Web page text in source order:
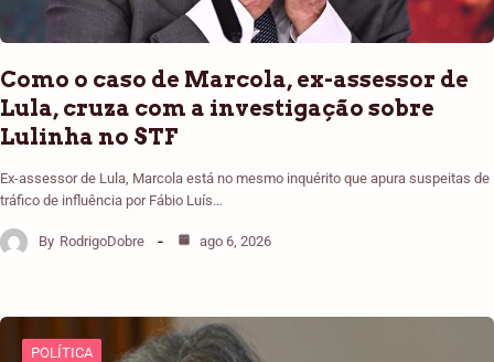
Como o caso de Marcola, ex-assessor de
Lula, cruza com a investigação sobre
Lulinha no STF
Ex-assessor de Lula, Marcola está no mesmo inquérito que apura suspeitas de
tráfico de influência por Fábio Luís…
By RodrigoDobre ago 6, 2026
POLÍTICA